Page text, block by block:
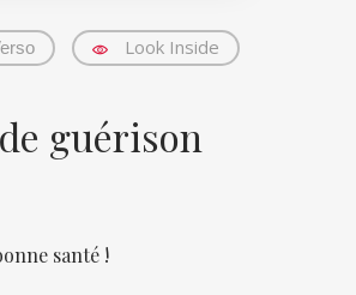
Look Inside
guérison
santé !